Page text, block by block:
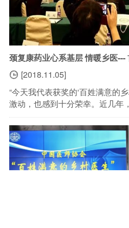
 [2018.11.05]
“今天我代表获奖的‘百姓满意的
激动，也感到十分荣幸。近几年
常工作给予了肯定和支持，让
丽江市金山村的村医张志坚手持